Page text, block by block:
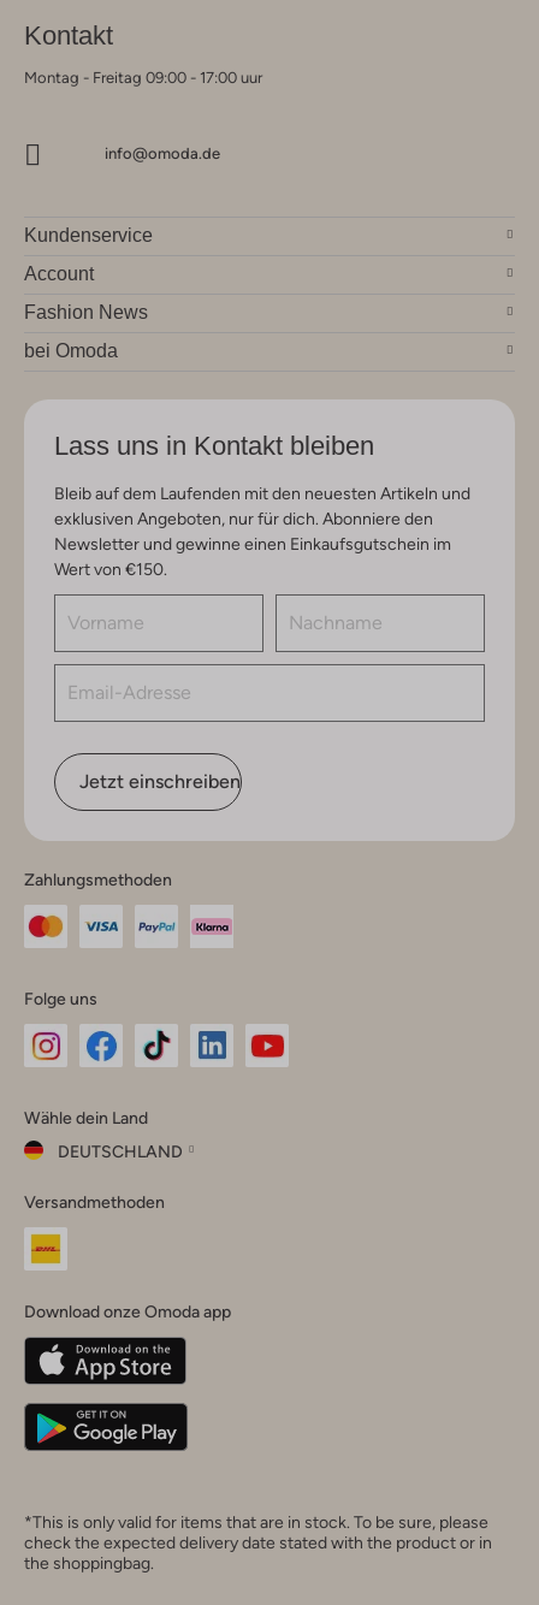
Kontakt
Montag - Freitag 09:00 - 17:00 uur
info@omoda.de
Kundenservice
Account
Fashion News
bei Omoda
Lass uns in Kontakt bleiben
Bleib auf dem Laufenden mit den neuesten Artikeln und
exklusiven Angeboten, nur für dich. Abonniere den
Newsletter und gewinne einen Einkaufsgutschein im
Wert von €150.
Jetzt einschreiben
Zahlungsmethoden
Folge uns
Instagram
Facebook
TikTok
Wähle dein Land
DEUTSCHLAND
dein
Land
Belgique(Français)
Deutschland
Versandmethoden
Download onze Omoda app
*This is only valid for items that are in stock. To be sure, please
check the expected delivery date stated with the product or in
the shoppingbag.